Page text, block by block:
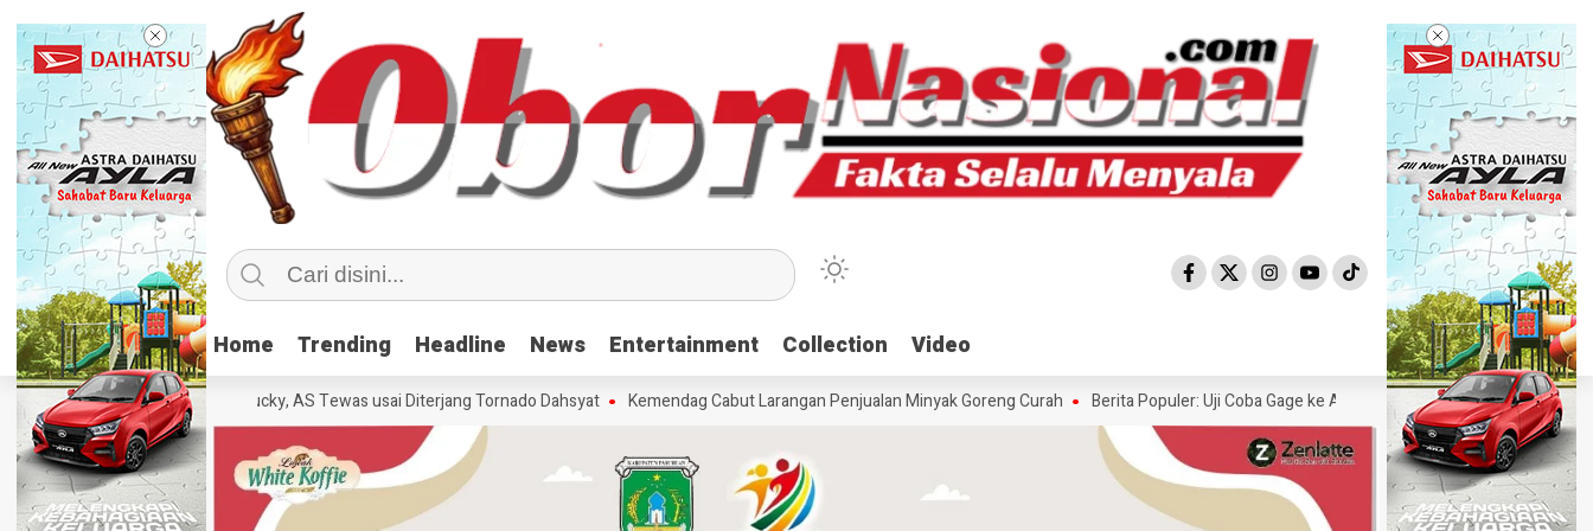
Home Trending Headline News Entertainment Collection Video
Home Trending Headline News Entertainment Collection Video
Sebanyak 70 Orang di Kentucky, AS Tewas usai Diterjang Tornado Dahsyat Kemendag Cabut Larangan Penjualan Minyak Goreng Curah Berita Populer: Uji Coba Gage ke Anyer-Kunjungan Wisman 2022 Diprediksi